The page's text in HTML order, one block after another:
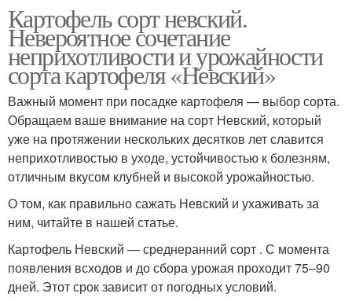
Картофель сорт невский.
Невероятное сочетание
неприхотливости и урожайности
сорта картофеля «Невский»
Важный момент при посадке картофеля — выбор сорта.
Обращаем ваше внимание на сорт Невский, который
уже на протяжении нескольких десятков лет славится
неприхотливостью в уходе, устойчивостью к болезням,
отличным вкусом клубней и высокой урожайностью.
О том, как правильно сажать Невский и ухаживать за
ним, читайте в нашей статье.
Картофель Невский — среднеранний сорт . С момента
появления всходов и до сбора урожая проходит 75–90
дней. Этот срок зависит от погодных условий.